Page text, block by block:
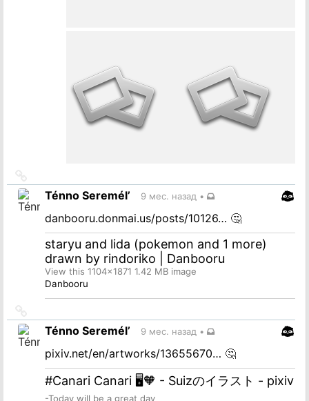
на
источник
Ténno Seremél’ 9 мес. назад •
danbooru.donmai.us/posts/10126… 🤔
staryu and lida (pokemon and 1 more)
drawn by rindoriko | Danbooru
View this 1104x1871 1.42 MB image
Danbooru
на
источник
Ténno Seremél’ 9 мес. назад •
pixiv.net/en/artworks/13655670… 🤔
#Canari Canari 🖥️🧡 - Suizのイラスト - pixiv
-Today will be a great day